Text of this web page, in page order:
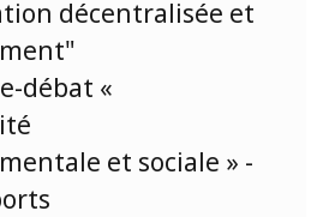
décentralisée et
débat «
et sociale » -